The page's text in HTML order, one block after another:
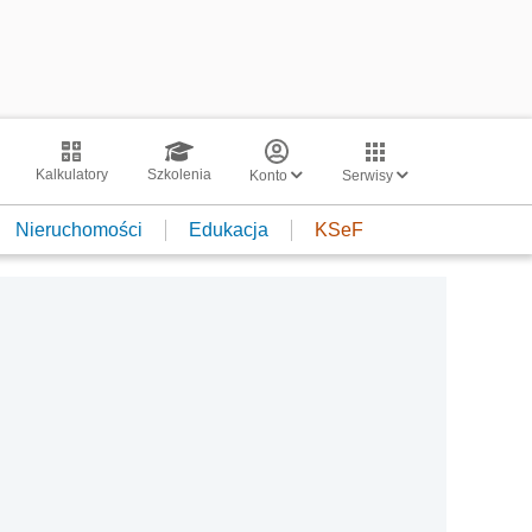
Kalkulatory Szkolenia Konto Serwisy
Nieruchomości Edukacja KSeF